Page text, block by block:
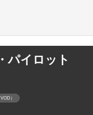
パイロット
）